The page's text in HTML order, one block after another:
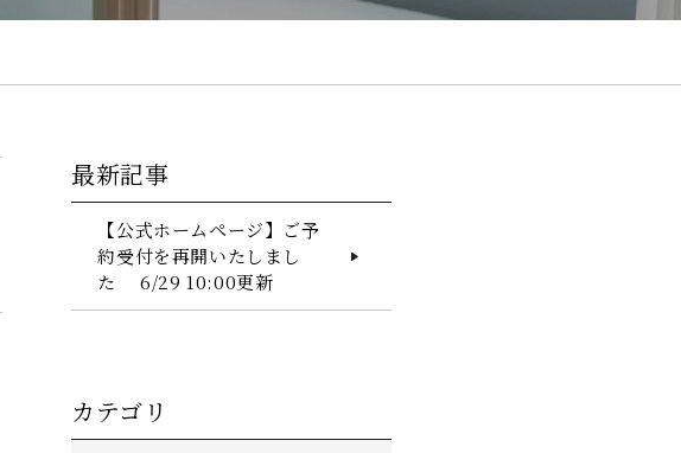
最新記事
【公式ホームページ】ご予
約受付を再開いたしまし
た 6/29 10:00更新
カテゴリ